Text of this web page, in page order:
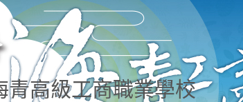
青高級工商職業學校